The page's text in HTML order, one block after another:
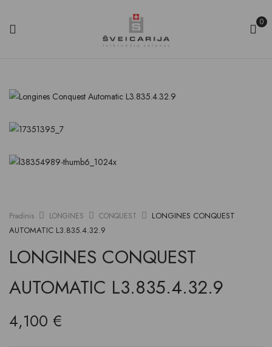
0
Pradinis LONGINES CONQUEST
LONGINES CONQUEST
AUTOMATIC L3.835.4.32.9
LONGINES CONQUEST
AUTOMATIC L3.835.4.32.9
4,100 €